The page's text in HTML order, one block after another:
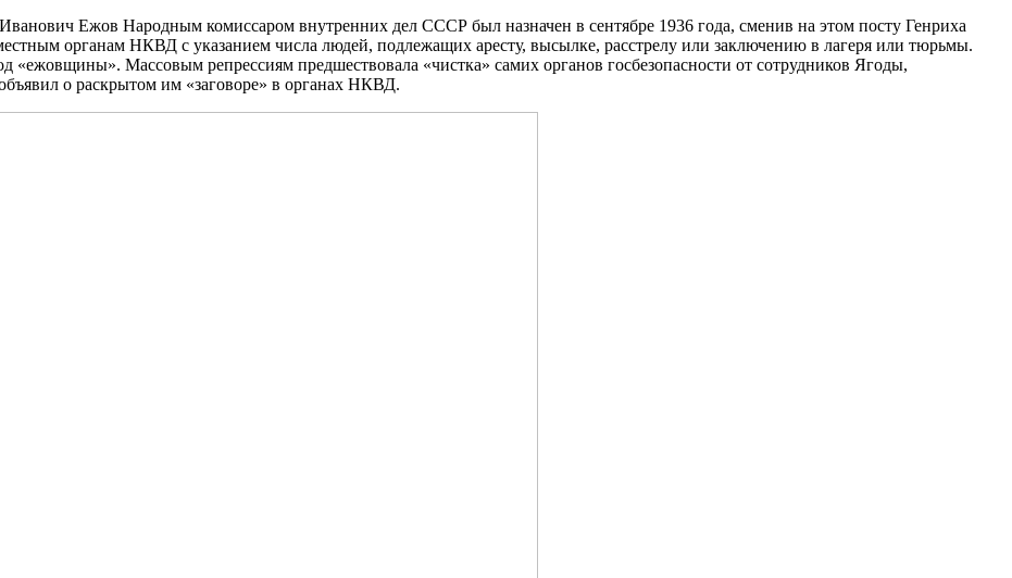
Ежов Народным комиссаром внутренних дел СССР был назначен в сентябре 1936 года, сменив на этом посту Генриха
органам НКВД с указанием числа людей, подлежащих аресту, высылке, расстрелу или заключению в лагеря или тюрьмы.
Массовым репрессиям предшествовала «чистка» самих органов госбезопасности от сотрудников Ягоды,
о раскрытом им «заговоре» в органах НКВД.